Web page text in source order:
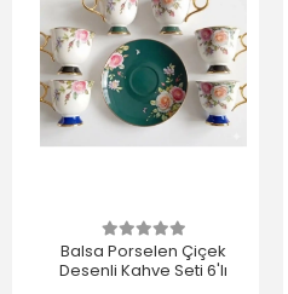
Balsa Porselen Çiçek
Desenli Kahve Seti 6'lı